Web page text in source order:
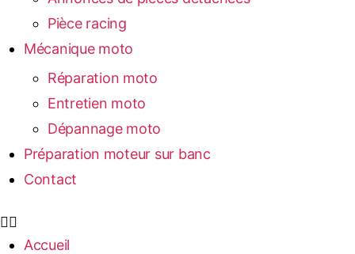
Pièce racing
Mécanique moto
Réparation moto
Entretien moto
Dépannage moto
Préparation moteur sur banc
Contact
Accueil